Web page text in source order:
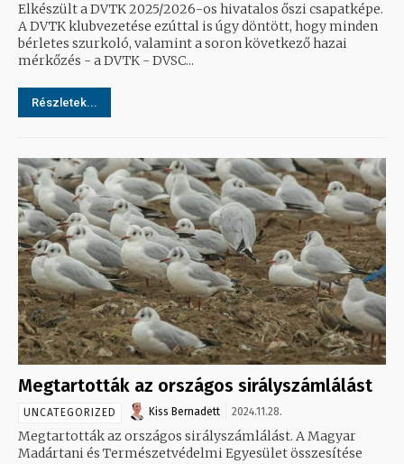
Elkészült a DVTK 2025/2026-os hivatalos őszi csapatképe.
A DVTK klubvezetése ezúttal is úgy döntött, hogy minden
bérletes szurkoló, valamint a soron következő hazai
mérkőzés - a DVTK - DVSC...
Részletek...
Megtartották az országos sirályszámlálást
UNCATEGORIZED Kiss Bernadett 2024.11.28.
Megtartották az országos sirályszámlálást. A Magyar
Madártani és Természetvédelmi Egyesület összesítése